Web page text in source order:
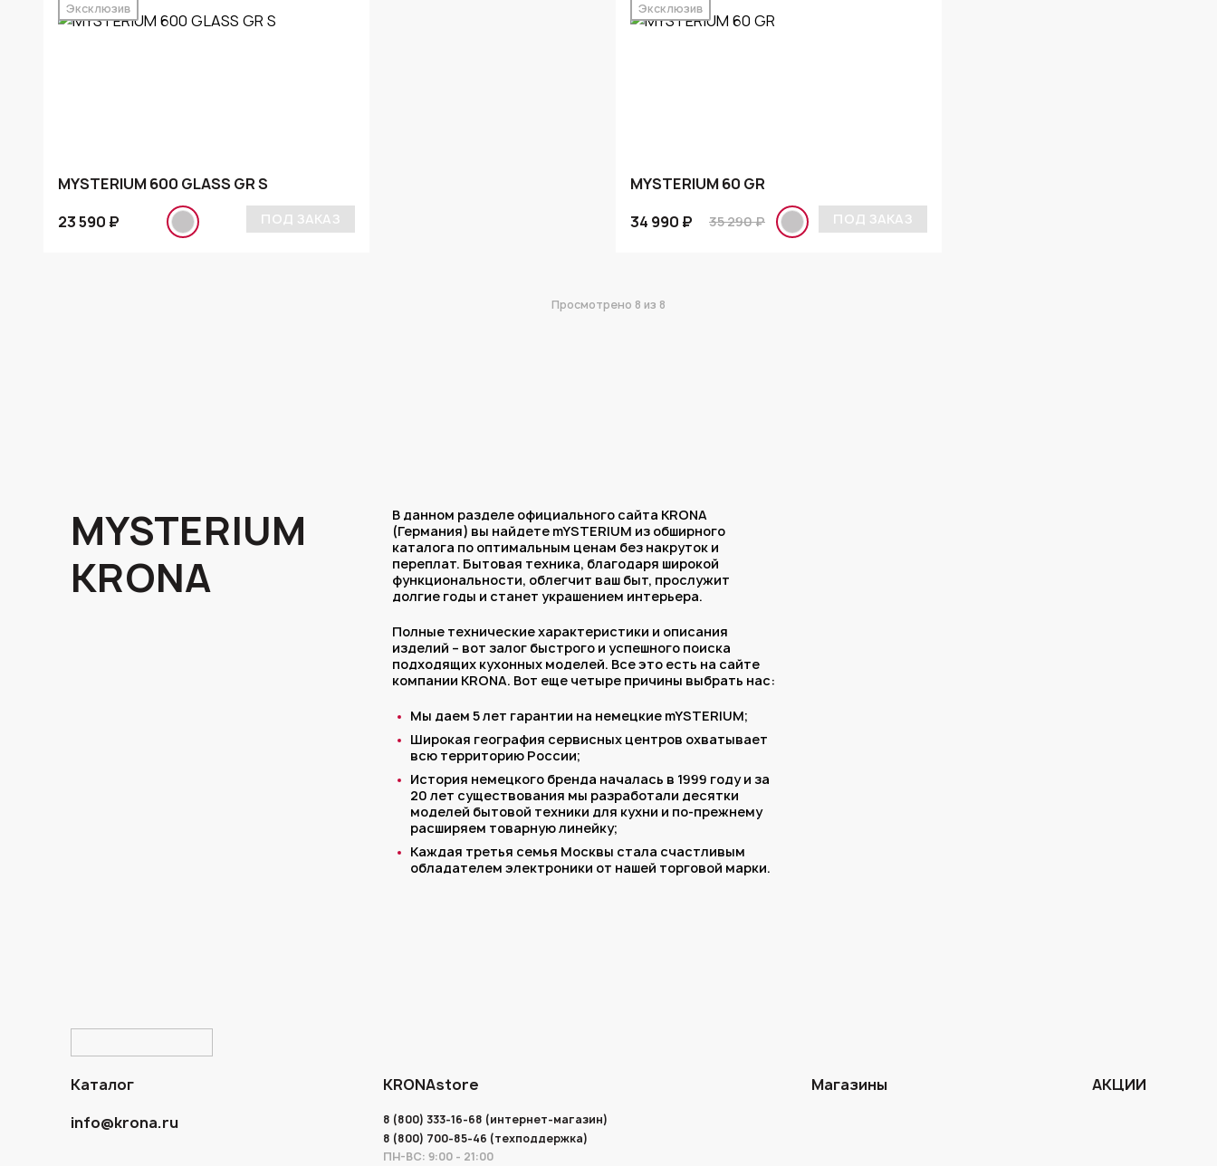
Эксклюзив
MYSTERIUM 600 GLASS GR S
23 590 ₽
ПОД ЗАКАЗ
Эксклюзив
MYSTERIUM 60 GR
34 990 ₽
35 290 ₽ ПОД ЗАКАЗ
Просмотрено 8 из 8
MYSTERIUM
KRONA
В данном разделе официального сайта KRONA
(Германия) вы найдете mYSTERIUM из обширного
каталога по оптимальным ценам без накруток и
переплат. Бытовая техника, благодаря широкой
функциональности, облегчит ваш быт, прослужит
долгие годы и станет украшением интерьера.
Полные технические характеристики и описания
изделий – вот залог быстрого и успешного поиска
подходящих кухонных моделей. Все это есть на сайте
компании KRONA. Вот еще четыре причины выбрать нас:
Мы даем 5 лет гарантии на немецкие mYSTERIUM;
Широкая география сервисных центров охватывает
всю территорию России;
История немецкого бренда началась в 1999 году и за
20 лет существования мы разработали десятки
моделей бытовой техники для кухни и по-прежнему
расширяем товарную линейку;
Каждая третья семья Москвы стала счастливым
обладателем электроники от нашей торговой марки.
Каталог KRONAstore Магазины
АКЦИИ
info@krona.ru
8 (800) 333-16-68 (интернет-магазин)
8 (800) 700-85-46 (техподдержка)
ПН-ВС: 9:00 - 21:00